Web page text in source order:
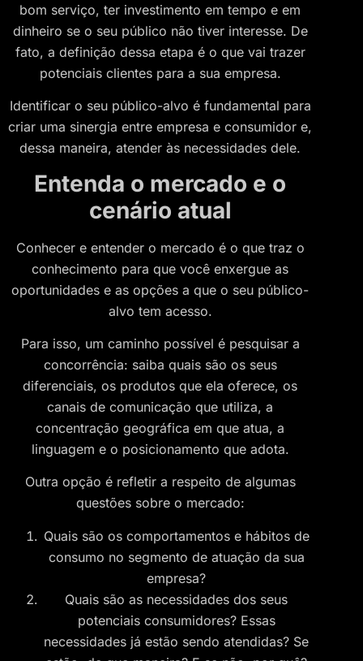
bom serviço, ter investimento em tempo e em
dinheiro se o seu público não tiver interesse. De
fato, a definição dessa etapa é o que vai trazer
potenciais clientes para a sua empresa.
Identificar o seu público-alvo é fundamental para
criar uma sinergia entre empresa e consumidor e,
dessa maneira, atender às necessidades dele.
Entenda o mercado e o
cenário atual
Conhecer e entender o mercado é o que traz o
conhecimento para que você enxergue as
oportunidades e as opções a que o seu público-
alvo tem acesso.
Para isso, um caminho possível é pesquisar a
concorrência: saiba quais são os seus
diferenciais, os produtos que ela oferece, os
canais de comunicação que utiliza, a
concentração geográfica em que atua, a
linguagem e o posicionamento que adota.
Outra opção é refletir a respeito de algumas
questões sobre o mercado:
Quais são os comportamentos e hábitos de
consumo no segmento de atuação da sua
empresa?
Quais são as necessidades dos seus
potenciais consumidores? Essas
necessidades já estão sendo atendidas? Se